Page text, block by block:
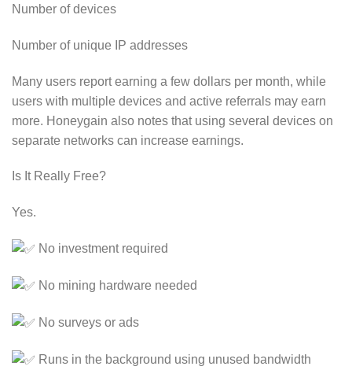
Number of devices
Number of unique IP addresses
Many users report earning a few dollars per month, while
users with multiple devices and active referrals may earn
more. Honeygain also notes that using several devices on
separate networks can increase earnings.
Is It Really Free?
Yes.
No investment required
No mining hardware needed
No surveys or ads
Runs in the background using unused bandwidth